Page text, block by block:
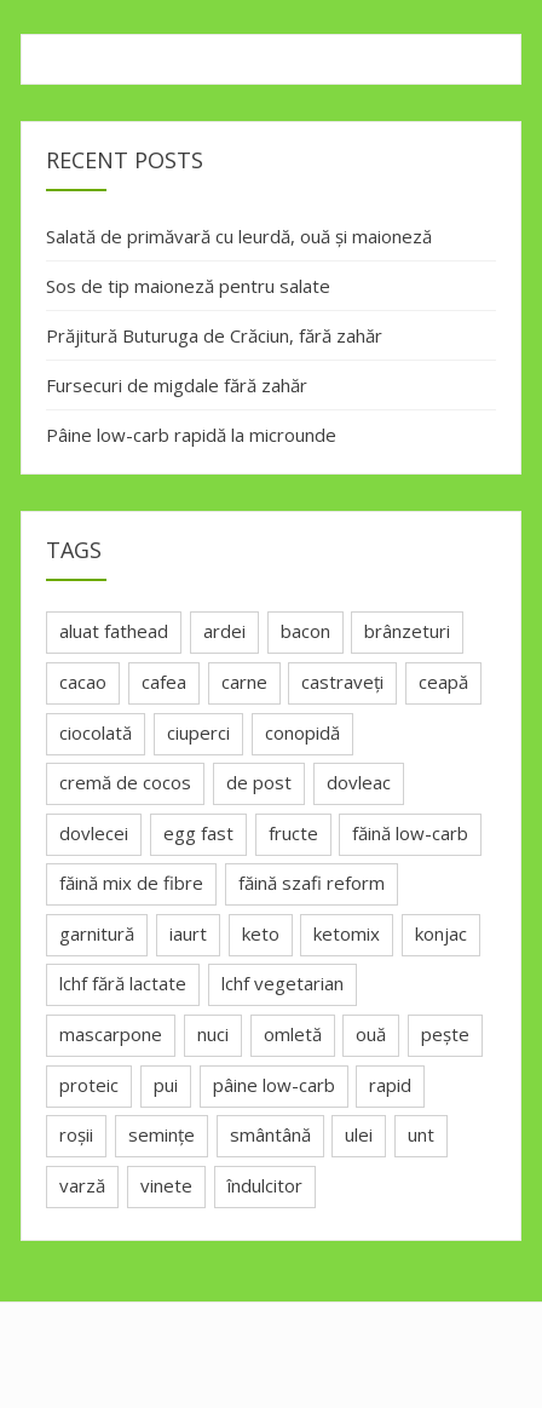
RECENT POSTS
Salată de primăvară cu leurdă, ouă și maioneză
Sos de tip maioneză pentru salate
Prăjitură Buturuga de Crăciun, fără zahăr
Fursecuri de migdale fără zahăr
Pâine low-carb rapidă la microunde
TAGS
aluat fathead ardei bacon brânzeturi
cacao cafea carne castraveți ceapă
ciocolată ciuperci conopidă
cremă de cocos de post dovleac
dovlecei egg fast fructe făină low-carb
făină mix de fibre făină szafi reform
garnitură iaurt keto ketomix konjac
lchf fără lactate lchf vegetarian
mascarpone nuci omletă ouă pește
proteic pui pâine low-carb rapid
roșii semințe smântână ulei unt
varză vinete îndulcitor